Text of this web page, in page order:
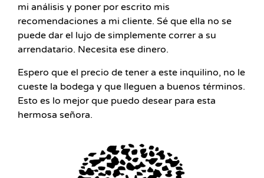
mi análisis y poner por escrito mis
recomendaciones a mi cliente. Sé que ella no se
puede dar el lujo de simplemente correr a su
arrendatario. Necesita ese dinero.
Espero que el precio de tener a este inquilino, no le
cueste la bodega y que lleguen a buenos términos.
Esto es lo mejor que puedo desear para esta
hermosa señora.